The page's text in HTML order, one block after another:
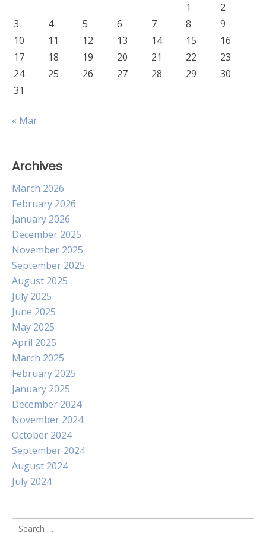
1
2
3
4 5 6 7 8
9
10
11 12 13 14 15
16
17
18 19 20 21 22
23
24
25 26 27 28 29
30
31
« Mar
Archives
March 2026
February 2026
January 2026
December 2025
November 2025
September 2025
August 2025
July 2025
June 2025
May 2025
April 2025
March 2025
February 2025
January 2025
December 2024
November 2024
October 2024
September 2024
August 2024
July 2024
Search